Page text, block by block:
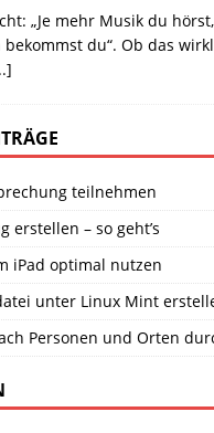
„Je mehr Musik du
du“. Ob das
teilnehmen
erstellen – so geht’s
iPad optimal nutzen
unter Linux Mint
Personen und Orten